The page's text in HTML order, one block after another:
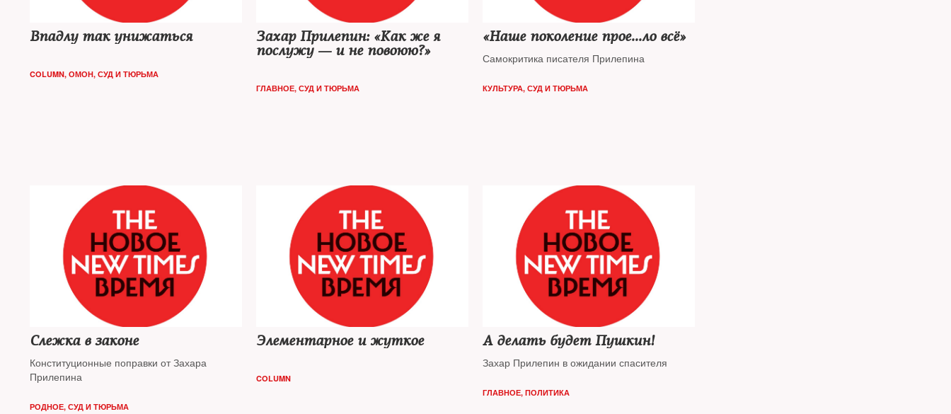
Впадлу так унижаться
COLUMN, ОМОН, СУД И ТЮРЬМА
Захар Прилепин: «Как же я
послужу — и не повоюю?»
ГЛАВНОЕ, СУД И ТЮРЬМА
«Наше поколение прое...ло всё»
Самокритика писателя Прилепина
КУЛЬТУРА, СУД И ТЮРЬМА
Слежка в законе
Конституционные поправки от Захара
Прилепина
РОДНОЕ, СУД И ТЮРЬМА
Элементарное и жуткое
COLUMN
А делать будет Пушкин!
Захар Прилепин в ожидании спасителя
ГЛАВНОЕ, ПОЛИТИКА